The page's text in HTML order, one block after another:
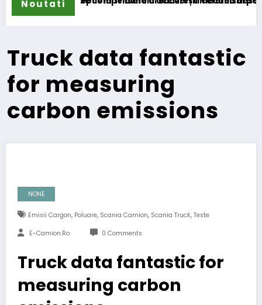
Noutati
Truck data fantastic
for measuring
carbon emissions
NONE
Emisii Cargon, Poluare, Scania Camion, Scania Truck, Teste
E-Camion.ro 0 Comments
Truck data fantastic for
measuring carbon